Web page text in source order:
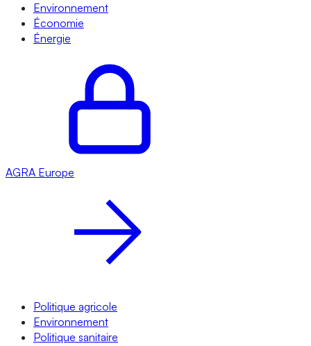
Environnement
Économie
Énergie
AGRA Europe
Politique agricole
Environnement
Politique sanitaire